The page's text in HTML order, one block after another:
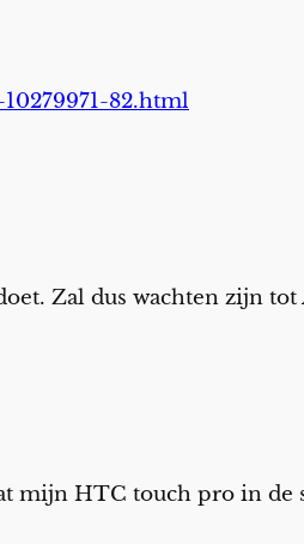
82.html
Zal dus wachten zijn
mijn HTC touch pro in